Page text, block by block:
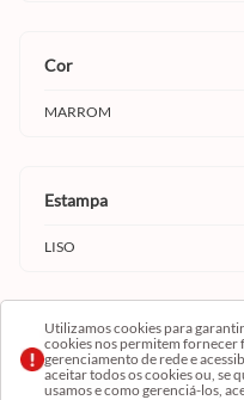
Utilizamos cookies para
cookies nos permitem fornecer
gerenciamento de rede e
aceitar todos os cookies ou, se
usamos e como gerenciá-los,
cor
MARROM
estampa
LISO
formato
QUADRADO